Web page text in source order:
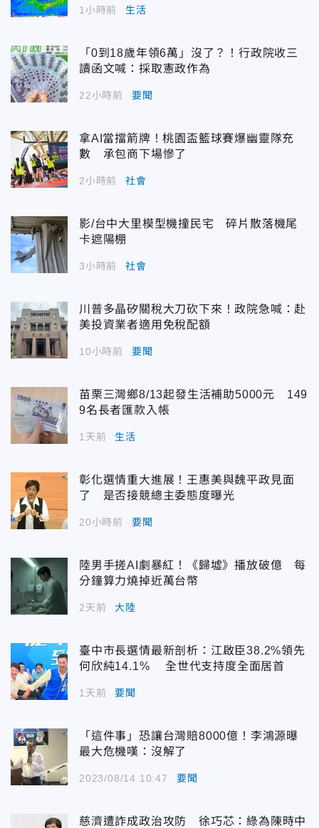
1小時前 生活
「0到18歲年領6萬」沒了？！行政院收三
讀函文喊：採取憲政作為
22小時前 要聞
拿AI當擋箭牌！桃園盃籃球賽爆幽靈隊充
數 承包商下場慘了
2小時前 社會
影/台中大里模型機撞民宅 碎片散落機尾
卡遮陽棚
3小時前 社會
川普多晶矽關稅大刀砍下來！政院急喊：赴
美投資業者適用免稅配額
10小時前 要聞
苗栗三灣鄉8/13起發生活補助5000元 149
9名長者匯款入帳
1天前 生活
彰化選情重大進展！王惠美與魏平政見面
了 是否接競總主委態度曝光
20小時前 要聞
陸男手搓AI劇暴紅！《歸墟》播放破億 每
分鐘算力燒掉近萬台幣
2天前 大陸
臺中市長選情最新剖析：江啟臣38.2%領先
何欣純14.1% 全世代支持度全面居首
1天前 要聞
「這件事」恐讓台灣賠8000億！李鴻源曝
最大危機嘆：沒解了
2023/08/14 10:47 要聞
慈濟遭詐成政治攻防 徐巧芯：綠為陳時中